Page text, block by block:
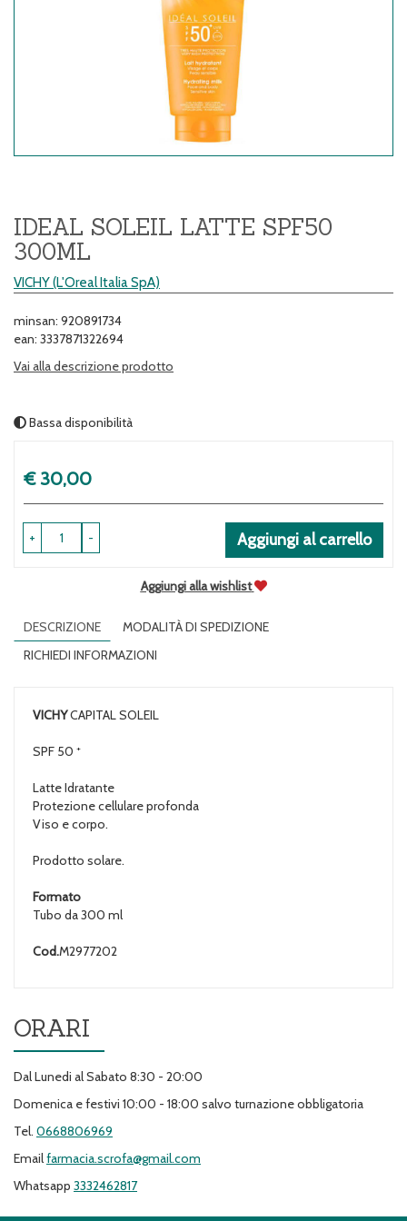
IDEAL SOLEIL LATTE SPF50
300ML
VICHY (L'Oreal Italia SpA)
minsan: 920891734
ean: 3337871322694
Vai alla descrizione prodotto
Bassa disponibilità
Prezzo
€ 30,00
-
+ Aggiungi al carrello
Aggiungi alla wishlist
DESCRIZIONE
MODALITÀ DI SPEDIZIONE
RICHIEDI INFORMAZIONI
VICHYCAPITAL SOLEIL
SPF 50 +
Latte Idratante
Protezione cellulare profonda
Viso e corpo.
Prodotto solare.
Formato
Tubo da 300 ml
Cod.M2977202
ORARI
Dal Lunedi al Sabato 8:30 - 20:00
Domenica e festivi 10:00 - 18:00 salvo turnazione obbligatoria
Tel. 0668806969
Emailfarmacia.scrofa@gmail.com
Whatsapp 3332462817